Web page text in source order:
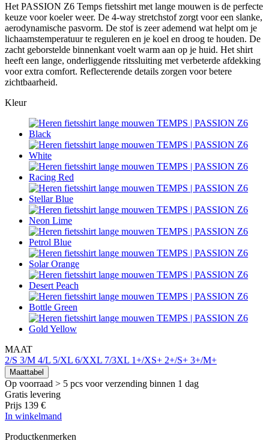
Het PASSION Z6 Temps fietsshirt met lange mouwen is de perfecte
keuze voor koeler weer. De 4-way stretchstof zorgt voor een slanke,
aerodynamische pasvorm. De stof is zeer ademend wat helpt om je
lichaamstemperatuur te reguleren en je koel en droog te houden. De
zacht geborstelde binnenkant voelt warm aan op je huid. Het shirt
heeft een lange, onderliggende ritssluiting met verbeterde afdekking
voor extra comfort. Reflecterende details zorgen voor betere
zichtbaarheid.
Kleur
MAAT
2/S 3/M 4/L 5/XL 6/XXL 7/3XL 1+/XS+ 2+/S+ 3+/M+
Maattabel
Op voorraad > 5 pcs voor verzending binnen 1 dag
Gratis levering
Prijs 139 €
In winkelmand
Productkenmerken